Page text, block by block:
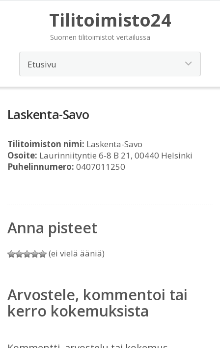
Tilitoimisto24
Suomen tilitoimistot vertailussa
Laskenta-Savo
Tilitoimiston nimi: Laskenta-Savo
Osoite: Laurinniityntie 6-8 B 21, 00440 Helsinki
Puhelinnumero: 0407011250
Anna pisteet
(ei vielä ääniä)
Arvostele, kommentoi tai
kerro kokemuksista